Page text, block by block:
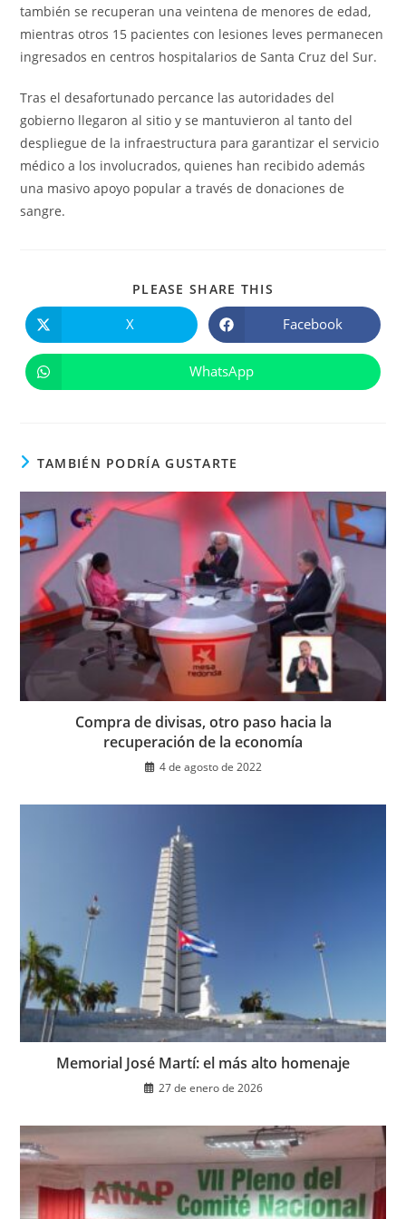
también se recuperan una veintena de menores de edad,
mientras otros 15 pacientes con lesiones leves permanecen
ingresados en centros hospitalarios de Santa Cruz del Sur.
Tras el desafortunado percance las autoridades del
gobierno llegaron al sitio y se mantuvieron al tanto del
despliegue de la infraestructura para garantizar el servicio
médico a los involucrados, quienes han recibido además
una masivo apoyo popular a través de donaciones de
sangre.
PLEASE SHARE THIS
abre
en
ventana
X Se
abre
en
ventana
Facebook
Se
abre
WhatsApp
TAMBIÉN PODRÍA GUSTARTE
Compra de divisas, otro paso hacia la
recuperación de la economía
4 de agosto de 2022
Memorial José Martí: el más alto homenaje
27 de enero de 2026